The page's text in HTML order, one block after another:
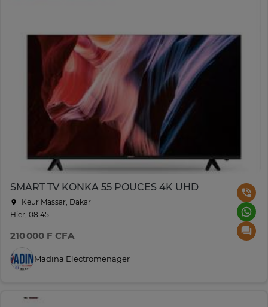
SMART TV KONKA 55 POUCES 4K UHD
Keur Massar, Dakar
Hier, 08:45
210 000 F CFA
Madina Electromenager